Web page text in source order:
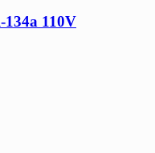
134a 110V